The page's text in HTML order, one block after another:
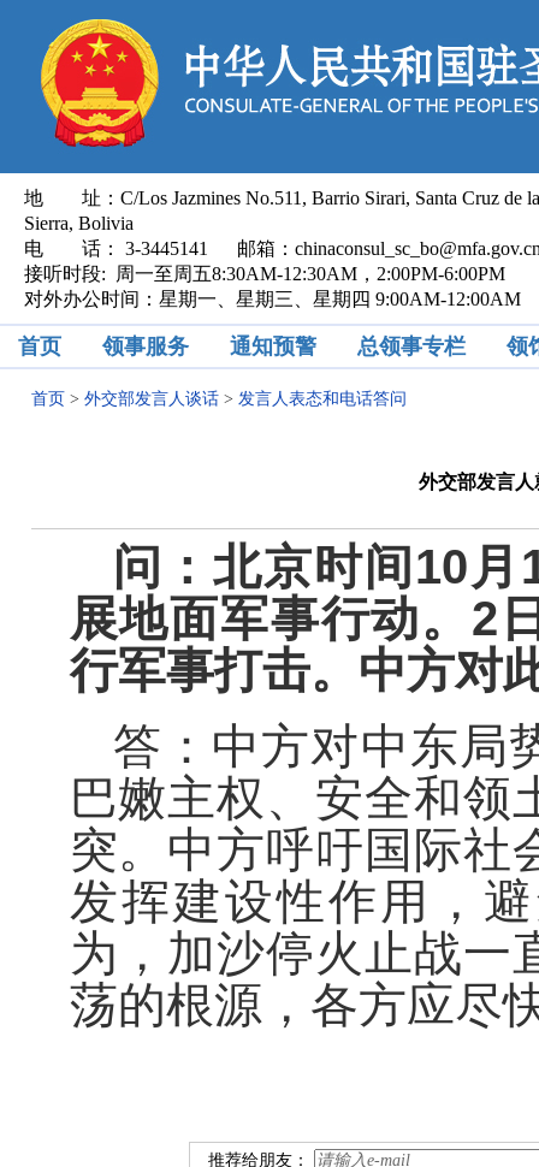
地 址：C/Los Jazmines No.511, Barrio Sirari, Santa Cruz de la
Sierra, Bolivia
电 话： 3-3445141 邮箱：
接听时段: 周一至周五8:30AM-12:30AM，2:00PM-6:00PM
对外办公时间：星期一、星期三、星期四 9:00AM-12:00AM
首页 领事服务 通知预警 总领事专栏 领
首页 > 外交部发言人谈话> 发言人表态和电话答问
外交部发言
问：北京时间10
展地面军事行动。2
行军事打击。中方对
答：中方对中东局
巴嫩主权、安全和领
突。中方呼吁国际社
发挥建设性作用，
为，加沙停火止战一
荡的根源，各方应尽
推荐给朋友：